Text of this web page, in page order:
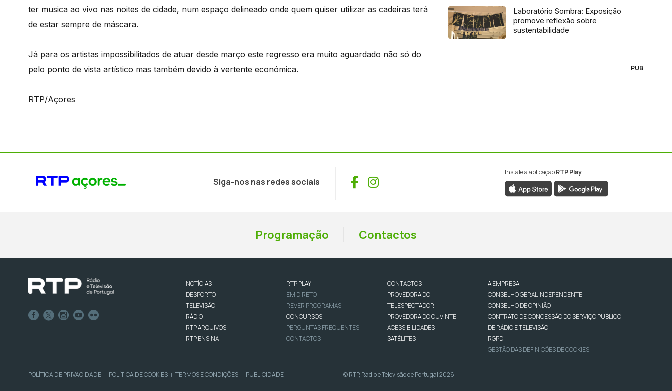
ter musica ao vivo nas noites de cidade, num espaço delineado onde quem quiser utilizar as cadeiras terá
de estar sempre de máscara.
Já para os artistas impossibilitados de atuar desde março este regresso era muito aguardado não só do
pelo ponto de vista artístico mas também devido à vertente económica.
RTP/Açores
Laboratório Sombra: Exposição
promove reflexão sobre
sustentabilidade
PUB
Siga-nos nas redes sociais Facebook
Instagram
Instale a aplicaçãoRTP Play
Programação Contactos
NOTÍCIAS
DESPORTO
TELEVISÃO
RÁDIO
RTP ARQUIVOS
RTP ENSINA
RTP PLAY
EM DIRETO
REVER PROGRAMAS
CONCURSOS
PERGUNTAS FREQUENTES
CONTACTOS
CONTACTOS
PROVEDORA DO
TELESPECTADOR
PROVEDORA DO OUVINTE
ACESSIBILIDADES
SATÉLITES
A EMPRESA
CONSELHO GERAL INDEPENDENTE
CONSELHO DE OPINIÃO
CONTRATO DE CONCESSÃO DO SERVIÇO PÚBLICO
DE RÁDIO E TELEVISÃO
RGPD
GESTÃO DAS DEFINIÇÕES DE COOKIES
POLÍTICA DE PRIVACIDADE | POLÍTICA DE COOKIES | TERMOS E CONDIÇÕES | PUBLICIDADE © RTP, Rádio e Televisão de Portugal 2026